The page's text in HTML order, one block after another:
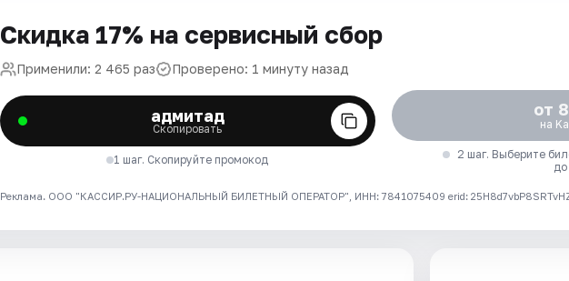
Скидка 17% на сервисный сбор
Применили: 2 465 раз Проверено: 1 минуту назад
адмитад
Скопировать
1 шаг. Скопируйте промокод
от
на
2 шаг. Выберите
Реклама. ООО "КАССИР.РУ-НАЦИОНАЛЬНЫЙ БИЛЕТНЫЙ ОПЕРАТОР", ИНН: 7841075409 erid: